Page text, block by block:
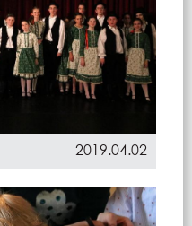
2019.04.02